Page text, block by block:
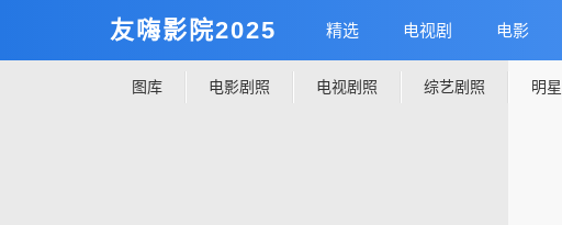
友嗨影院2025 精选 电视剧 电影
图库 电影剧照 电视剧照 综艺剧照 明